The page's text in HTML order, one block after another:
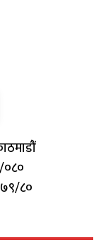
०८०
८०